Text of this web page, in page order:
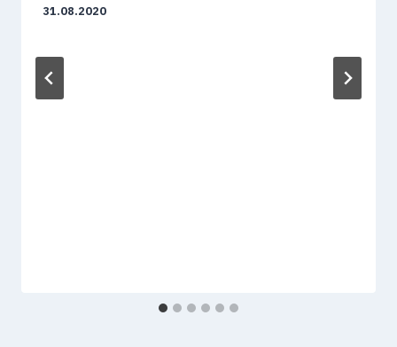
31.08.2020